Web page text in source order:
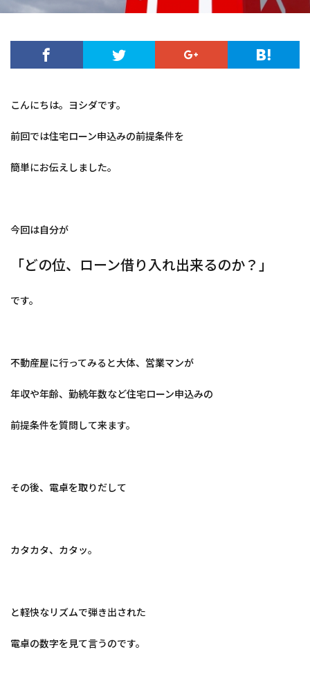
こんにちは。ヨシダです。
前回では住宅ローン申込みの前提条件を
簡単にお伝えしました。
今回は自分が
「どの位、ローン借り入れ出来るのか？」
です。
不動産屋に行ってみると大体、営業マンが
年収や年齢、勤続年数など住宅ローン申込みの
前提条件を質問して来ます。
その後、電卓を取りだして
カタカタ、カタッ。
と軽快なリズムで弾き出された
電卓の数字を見て言うのです。